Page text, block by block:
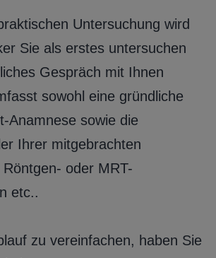
Untersuchung wird
Sie als erstes untersuchen
Gespräch mit Ihnen
sowohl eine gründliche
Anamnese sowie die
Ihrer mitgebrachten
oder MRT-
etc..
zu vereinfachen, haben Sie